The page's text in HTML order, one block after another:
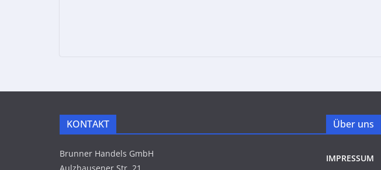
KONTAKT
Brunner Handels GmbH
Über uns
IMPRESSUM